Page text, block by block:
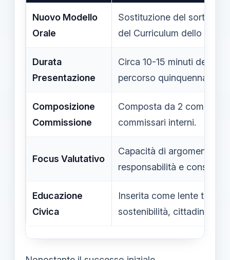
Nuovo Modello
Orale
Sostituzione del
del Curriculum dello
Durata
Presentazione
Circa 10-15 minuti
percorso quinquennale.
Composizione
Commissione
Composta da 2
commissari interni.
Focus Valutativo
Capacità di
responsabilità e
Educazione
Civica
Inserita come lente
sostenibilità, cittadinanza